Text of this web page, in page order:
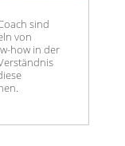
sind
von
how in der